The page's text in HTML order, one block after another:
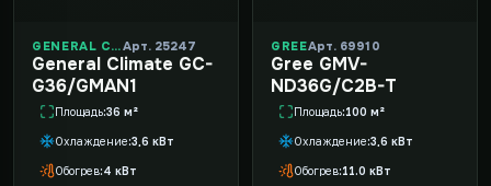
GENERAL CLIMATEАрт. 25247
General Climate GC-
G36/GMAN1
Площадь 36 м²
Охлаждение 3,6 кВт
Обогрев 4 кВт
GREEАрт. 69910
Gree GMV-
ND36G/C2B-T
Площадь 100 м²
Охлаждение 3,6 кВт
Обогрев 11.0 кВт